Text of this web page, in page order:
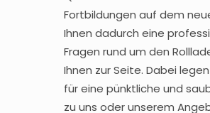
Fortbildungen auf dem
Ihnen dadurch eine
Fragen rund um den
Ihnen zur Seite. Dabei
für eine pünktliche und
zu uns oder unserem